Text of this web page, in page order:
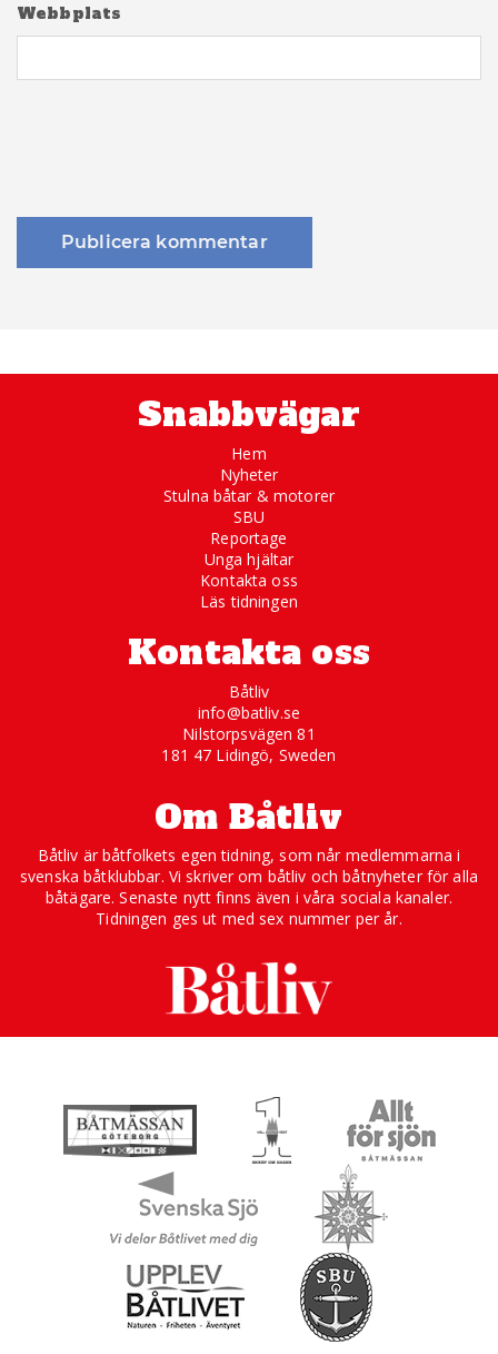
Webbplats
Snabbvägar
Hem
Nyheter
Stulna båtar & motorer
SBU
Reportage
Unga hjältar
Kontakta oss
Läs tidningen
Kontakta oss
Båtliv
info@batliv.se
Nilstorpsvägen 81
181 47 Lidingö, Sweden
Om Båtliv
Båtliv är båtfolkets egen tidning, som når medlemmarna i
svenska båtklubbar. Vi skriver om båtliv och båtnyheter för alla
båtägare. Senaste nytt finns även i våra sociala kanaler.
Tidningen ges ut med sex nummer per år.